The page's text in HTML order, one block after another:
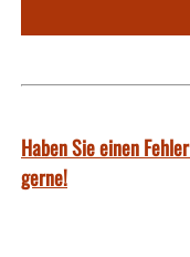
Haben Sie einen
gerne!